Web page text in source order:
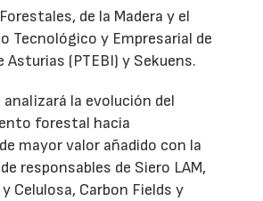
de la Madera y el
Tecnológico y Empresarial de
Asturias (PTEBI) y Sekuens.
la evolución del
forestal hacia
mayor valor añadido con la
responsables de Siero LAM,
Celulosa, Carbon Fields y